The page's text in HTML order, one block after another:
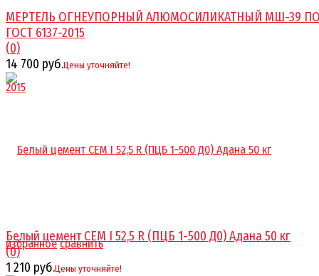
избранное сравнить
МЕРТЕЛЬ ОГНЕУПОРНЫЙ АЛЮМОСИЛИКАТНЫЙ МШ-39
ГОСТ 6137-2015
(0)
14 700 руб.Цены уточняйте!
Белый цемент CEM I 52,5 R (ПЦБ 1-500 Д0) Адана 50 кг
(0)
1 210 руб.Цены уточняйте!